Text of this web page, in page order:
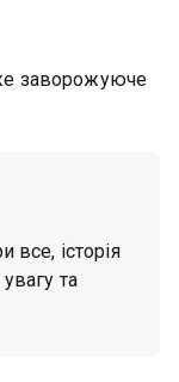
заворожуюче
все, історія
та